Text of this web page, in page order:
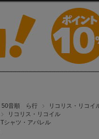
50音順 ら行
リコリス・リコイ
リコリス・リコイル
Tシャツ・アパレル